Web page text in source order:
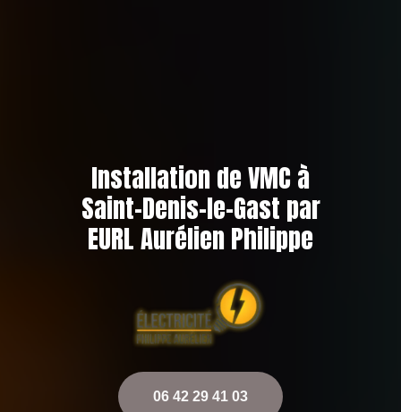
Installation de VMC à
Saint-Denis-le-Gast par
EURL Aurélien Philippe
06 42 29 41 03